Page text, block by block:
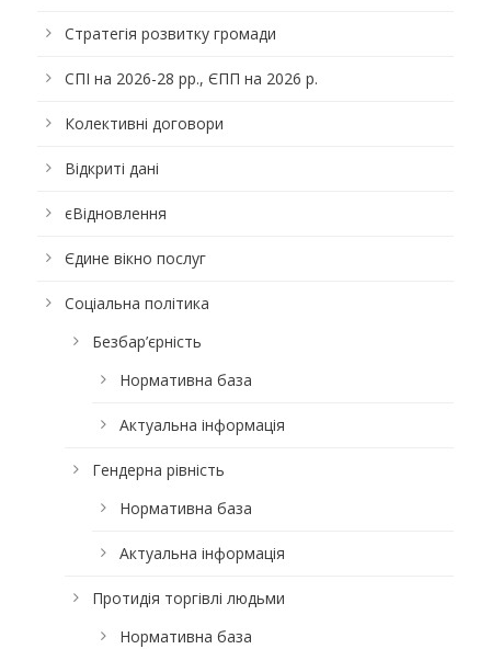
Стратегія розвитку громади
СПІ на 2026-28 рр., ЄПП на 2026 р.
Колективні договори
Відкриті дані
єВідновлення
Єдине вікно послуг
Соціальна політика
Безбар’єрність
Нормативна база
Актуальна інформація
Гендерна рівність
Нормативна база
Актуальна інформація
Протидія торгівлі людьми
Нормативна база